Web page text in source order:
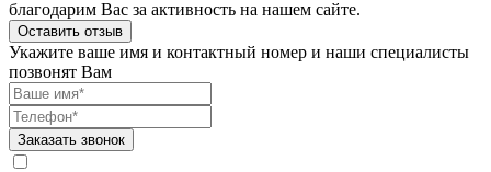
благодарим Вас за активность на нашем сайте.
Оставить отзыв
Укажите ваше имя и контактный номер и наши специалисты
позвонят Вам
Заказать звонок